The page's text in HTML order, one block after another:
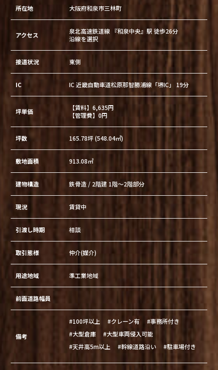
所在地 大阪府和泉市三林町
アクセス
泉北高速鉄道線 『和泉中央』駅 徒歩26分
沿線を選択
接道状況 東側
IC IC 近畿自動車道松原那智勝浦線「堺IC」 19分
坪単価
【賃料】6,635円
【管理費】0円
坪数 165.78坪 (548.04㎡)
敷地面積 913.08㎡
建物構造 鉄骨造 / 2階建 1階～2階部分
現況 賃貸中
引渡し時期 相談
取引態様 仲介(媒介)
用途地域 準工業地域
前面道路幅員
備考
#100坪以上 #クレーン有
#事務所付き
#大型倉庫
#大型車両侵入可能
#天井高5m以上
#幹線道路沿い #駐車場付き